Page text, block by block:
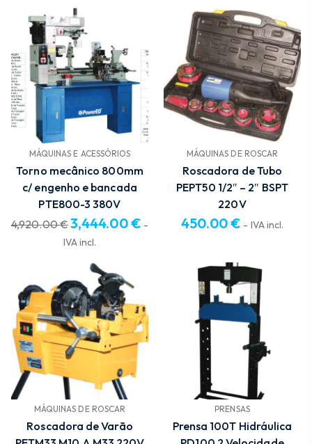
MÁQUINAS E ACESSÓRIOS
Torno mecânico 800mm
c/ engenho e bancada
PTE800-3 380V
4,920.00€
era:
4,920.00 €.
3,444.00€
é:
3,444.00 €.
-
IVA incl.
MÁQUINAS DE ROSCAR
Roscadora de Tubo
PEPT50 1/2″ – 2″ BSPT
220V
450.00€ - IVA incl.
MÁQUINAS DE ROSCAR
Roscadora de Varão
PRENSAS
Prensa 100T Hidráulica